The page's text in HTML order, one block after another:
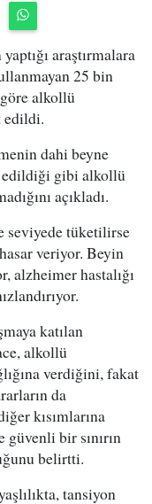
araştırmalara
25 bin
alkollü
edildi.
dahi beyne
gibi alkollü
açıkladı.
seviyede tüketilirse
veriyor. Beyin
alzheimer hastalığı
katılan
alkollü
verdiğini, fakat
da
kısımlarına
bir sınırın
belirtti.
tansiyon